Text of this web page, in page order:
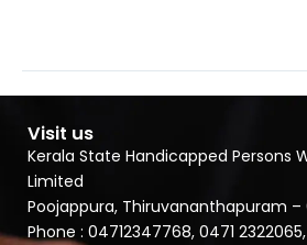
Visit us
Kerala State Handicapped Persons
Limited
Poojappura, Thiruvananthapuram –
Phone : 04712347768, 0471 2322065,